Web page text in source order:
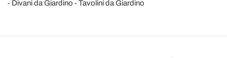
Divani da Giardino
Tavolini da Giardino